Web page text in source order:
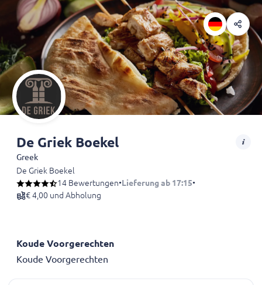
De Griek Boekel
Greek
De Griek Boekel
14 Bewertungen•Lieferung ab 17:15•
€ 4,00 und Abholung
Koude Voorgerechten
Koude Voorgerechten